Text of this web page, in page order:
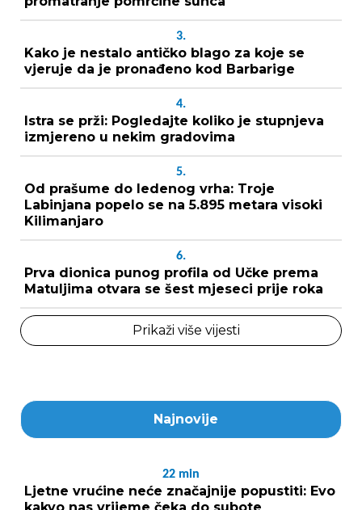
3.
Kako je nestalo antičko blago za koje se
vjeruje da je pronađeno kod Barbarige
4.
Istra se prži: Pogledajte koliko je stupnjeva
izmjereno u nekim gradovima
5.
Od prašume do ledenog vrha: Troje
Labinjana popelo se na 5.895 metara visoki
Kilimanjaro
6.
Prva dionica punog profila od Učke prema
Matuljima otvara se šest mjeseci prije roka
Prikaži više vijesti
Najnovije
22 min
Ljetne vrućine neće značajnije popustiti: Evo